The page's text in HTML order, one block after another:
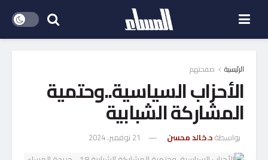
الرئيسية صفحتهم
الأحزاب السياسية..وحتمية
المشاركة الشبابية
بواسطةد.خالد محسن 21 نوفمبر، 2024